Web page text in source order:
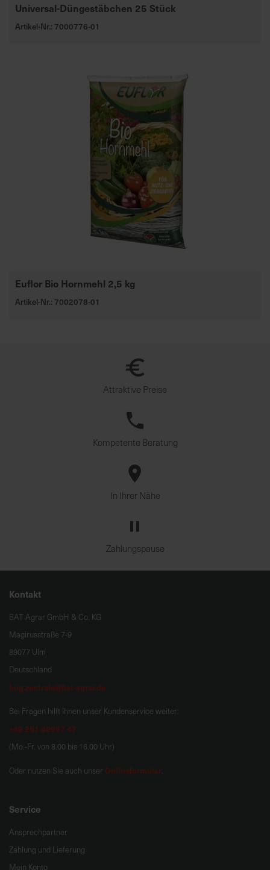
Universal-Düngestäbchen 25 Stück
Artikel-Nr.: 7000776-01
Euflor Bio Hornmehl 2,5 kg
Artikel-Nr.: 7002078-01
Attraktive Preise
Kompetente Beratung
In Ihrer Nähe
Zahlungspause
Kontakt
BAT Agrar GmbH & Co. KG
Magirusstraße 7-9
89077 Ulm
Deutschland
hug.zentrale@bat-agrar.de
Bei Fragen hilft Ihnen unser Kundenservice weiter:
+49 251 60957 47
(Mo.-Fr. von 8.00 bis 16.00 Uhr)
Oder nutzen Sie auch unser Onlineformular.
Service
Ansprechpartner
Zahlung und Lieferung
Mein Konto